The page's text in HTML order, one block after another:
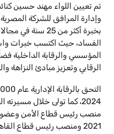
تم تعيين اللواء مهند حسين
بخبرة أكثر من 25
الفساد، حيث اكتسب خبرات
المؤسسي والرقابة الداخلية
الرقابي وتعزيز مبادئ النزاهة
2024، كما تولى خلال
منصب رئيس قطاع الأمن وعضو
2021 ومنصب رئيس قطاع